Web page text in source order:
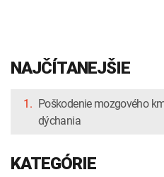
NAJČÍTANEJŠIE
1. Poškodenie mozgového
dýchania
KATEGÓRIE